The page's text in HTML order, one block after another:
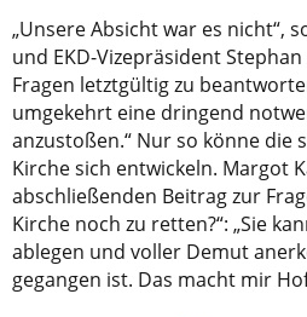
„Unsere Absicht war es nicht“,
und EKD-Vizepräsident
Fragen letztgültig zu
umgekehrt eine dringend
anzustoßen.“ Nur so könne die
Kirche sich entwickeln. Margot
abschließenden Beitrag zur
Kirche noch zu retten?“: „Sie
ablegen und voller Demut
gegangen ist. Das macht mir